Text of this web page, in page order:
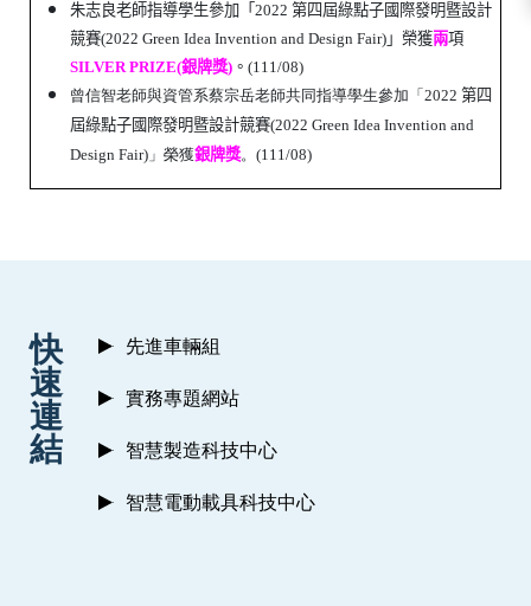
朱志良老師指導學生參加「2022 第四屆綠點子國際發明暨設計
競賽(2022 Green Idea Invention and Design Fair)」榮獲兩項
SILVER PRIZE(銀牌獎) 。(111/08)
曾信智老師與資管系蔡宗岳老師共同指導學生參加「2022 第四
屆綠點子國際發明暨設計競賽(2022 Green Idea Invention and
Design Fair) 」榮獲銀牌獎。(111/08)
快
速
連
結
先進車輛組
實務專題網站
智慧製造科技中心
智慧電動載具科技中心